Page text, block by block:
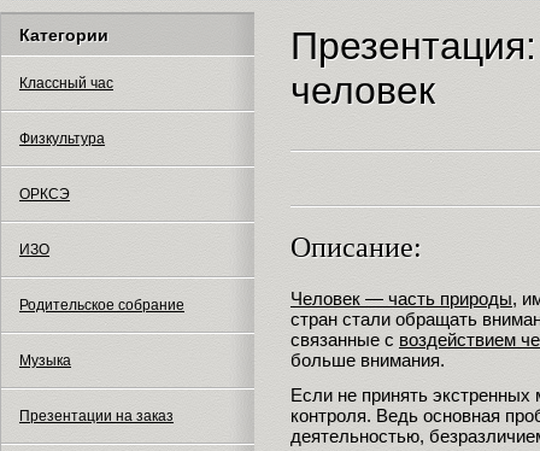
Категории
Классный час
Физкультура
ОРКСЭ
ИЗО
Родительское собрание
Музыка
Презентации на заказ
человек
Описание:
Человек — часть природы,
стран стали обращать
связанные с воздействием
больше внимания.
Если не принять
контроля. Ведь основная
деятельностью,